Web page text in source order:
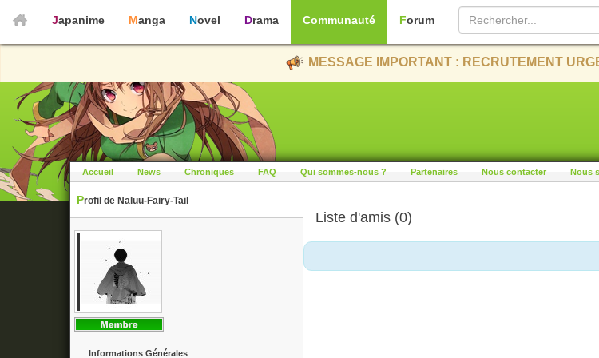
Japanime Manga Novel Drama Communauté Forum
MESSAGE IMPORTANT : RECRUTEMENT
Accueil News Chroniques FAQ Qui sommes-nous ? Partenaires Nous contacter Nous
Profil de Naluu-Fairy-Tail
Informations Générales
Liste d'amis (0)